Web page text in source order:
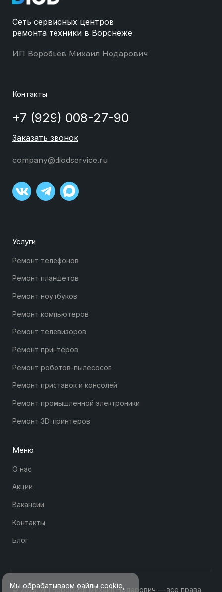
Сеть сервисных центров
ремонта техники в Воронеже
ИП Воробьев Михаил Нодарович
Контакты
+7 (929) 008-27-90
Заказать звонок
company@diodservice.ru
Услуги
Ремонт телефонов
Ремонт планшетов
Ремонт ноутбуков
Ремонт компьютеров
Ремонт телевизоров
Ремонт принтеров
Ремонт роботов-пылесосов
Ремонт приставок и консолей
Ремонт промышленной электроники
Ремонт 3D-принтеров
Меню
О нас
Акции
Вакансии
Контакты
Блог
© 2025. ИП Воробьев Михаил Нодарович — все права
Мы обрабатываем файлы cookie,